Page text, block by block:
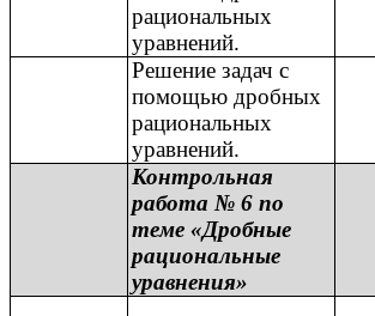
рациональных
уравнений.
Решение задач с
помощью дробных
рациональных
уравнений.
Контрольная
работа № 6 по
теме «Дробные
рациональные
уравнения»